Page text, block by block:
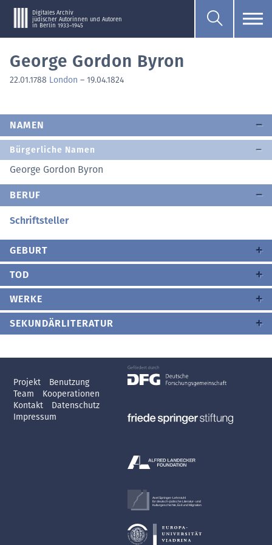
Digitales Archiv
jüdischer Autorinnen und Autoren
in Berlin 1933–1945
George Gordon Byron
22.01.1788 London – 19.04.1824
NAMEN
Bürgerliche Namen
George Gordon Byron
BERUF
Schriftsteller
GEBURT
TOD
WERKE
SEKUNDÄRLITERATUR
Projekt
Benutzung
Team
Kooperationen
Kontakt
Datenschutz
Impressum
Axel Springer-Lehrstuhl
für deutsch-jüdische Literatur- und
Kulturgeschichte, Exil und Migration